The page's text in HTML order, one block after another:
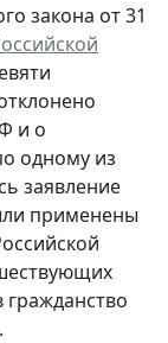
закона от 31
и о
одному из
заявление
применены